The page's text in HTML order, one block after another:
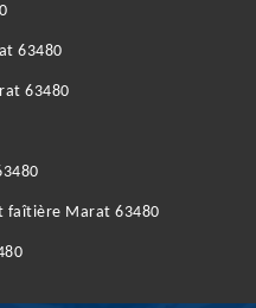
63480
63480
faîtière Marat 63480